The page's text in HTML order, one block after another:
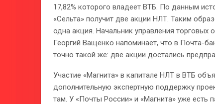
17,82% которого владеет ВТБ. По данным
«Сельта» получит две акции НЛТ. Таким
одна акция. Начальник управления
Георгий Ващенко напоминает, что в Почта-
точно такой же: две акции достались
Участие «Магнита» в капитале НЛТ в ВТБ
дополнительную экспертную поддержку
там. У «Почты России» и «Магнита» уже есть